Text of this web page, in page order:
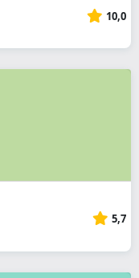
10,0
5,7